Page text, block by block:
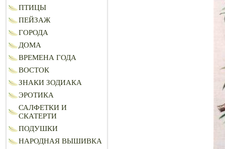
ПТИЦЫ
ПЕЙЗАЖ
ГОРОДА
ДОМА
ВРЕМЕНА ГОДА
ВОСТОК
ЗНАКИ ЗОДИАКА
ЭРОТИКА
САЛФЕТКИ И
СКАТЕРТИ
ПОДУШКИ
НАРОДНАЯ ВЫШИВКА